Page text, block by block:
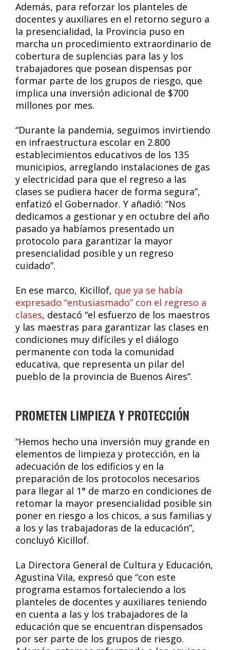
Además, para reforzar los planteles de
docentes y auxiliares en el retorno seguro a
la presencialidad, la Provincia puso en
marcha un procedimiento extraordinario de
cobertura de suplencias para las y los
trabajadores que posean dispensas por
formar parte de los grupos de riesgo, que
implica una inversión adicional de $700
millones por mes.
“Durante la pandemia, seguimos invirtiendo
en infraestructura escolar en 2.800
establecimientos educativos de los 135
municipios, arreglando instalaciones de gas
y electricidad para que el regreso a las
clases se pudiera hacer de forma segura”,
enfatizó el Gobernador. Y añadió: “Nos
dedicamos a gestionar y en octubre del año
pasado ya habíamos presentado un
protocolo para garantizar la mayor
presencialidad posible y un regreso
cuidado”.
En ese marco, Kicillof, que ya se había
expresado “entusiasmado” con el regreso a
clases, destacó “el esfuerzo de los maestros
y las maestras para garantizar las clases en
condiciones muy difíciles y el diálogo
permanente con toda la comunidad
educativa, que representa un pilar del
pueblo de la provincia de Buenos Aires”.
PROMETEN LIMPIEZA Y PROTECCIÓN
“Hemos hecho una inversión muy grande en
elementos de limpieza y protección, en la
adecuación de los edificios y en la
preparación de los protocolos necesarios
para llegar al 1° de marzo en condiciones de
retomar la mayor presencialidad posible sin
poner en riesgo a los chicos, a sus familias y
a los y las trabajadoras de la educación”,
concluyó Kicillof.
La Directora General de Cultura y Educación,
Agustina ViIa, expresó que “con este
programa estamos fortaleciendo a los
planteles de docentes y auxiliares teniendo
en cuenta a las y los trabajadores de la
educación que se encuentran dispensados
por ser parte de los grupos de riesgo.